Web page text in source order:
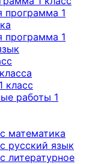
программа 1
программа 1
класс
работы 1
математика
русский язык
литературное